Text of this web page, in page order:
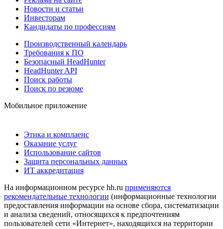
Новости и статьи
Инвесторам
Кандидаты по профессиям
Производственный календарь
Требования к ПО
Безопасный HeadHunter
HeadHunter API
Поиск работы
Поиск по резюме
Мобильное приложение
Этика и комплаенс
Оказание услуг
Использование сайтов
Защита персональных данных
ИТ аккредитация
На информационном ресурсе hh.ru применяются
рекомендательные технологии (информационные технологии
предоставления информации на основе сбора, систематизации
и анализа сведений, относящихся к предпочтениям
пользователей сети «Интернет», находящихся на территории